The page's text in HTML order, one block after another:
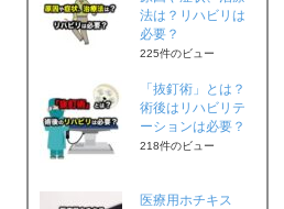
法は？リハビリは
必要？
225件のビュー
「抜釘術」とは？
術後はリハビリテ
ーションは必要？
218件のビュー
医療用ホチキス